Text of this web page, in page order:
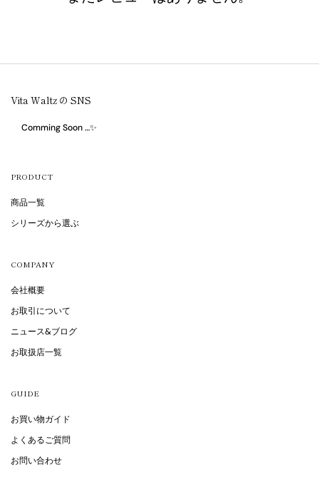
Vita Waltz の SNS
Comming Soon …✨
PRODUCT
商品一覧
シリーズから選ぶ
COMPANY
会社概要
お取引について
ニュース&ブログ
お取扱店一覧
GUIDE
お買い物ガイド
よくあるご質問
お問い合わせ